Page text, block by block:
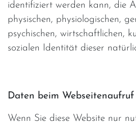
identifiziert werden kann, die
physischen, physiologischen,
psychischen, wirtschaftlichen,
sozialen Identität dieser
Daten beim Webseitenaufruf
Wenn Sie diese Website nur